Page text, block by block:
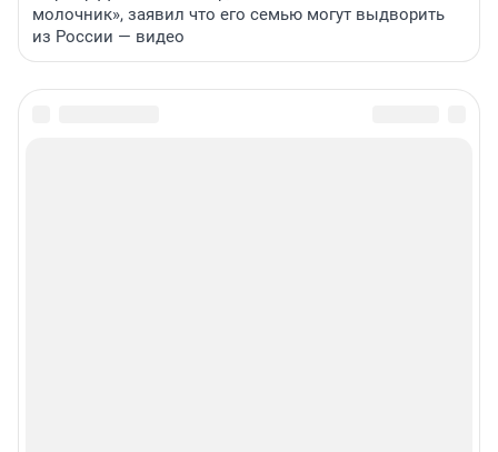
молочник», заявил что его семью могут выдворить
из России — видео